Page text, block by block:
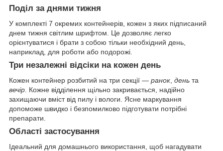
Поділ за днями тижня
У комплекті 7 окремих контейнерів, кожен з яких підписаний
днем тижня світлим шрифтом. Це дозволяє легко
орієнтуватися і брати з собою тільки необхідний день,
наприклад, для роботи або подорожі.
Три незалежні відсіки на кожен день
Кожен контейнер розбитий на три секції — ранок день та
вечір . Кожне відділення щільно закривається, надійно
захищаючи вміст від пилу і вологи. Ясне маркування
допоможе швидко і безпомилково підготувати потрібні
препарати.
Області застосування
Ідеальний для домашнього використання, щоб нагадувати